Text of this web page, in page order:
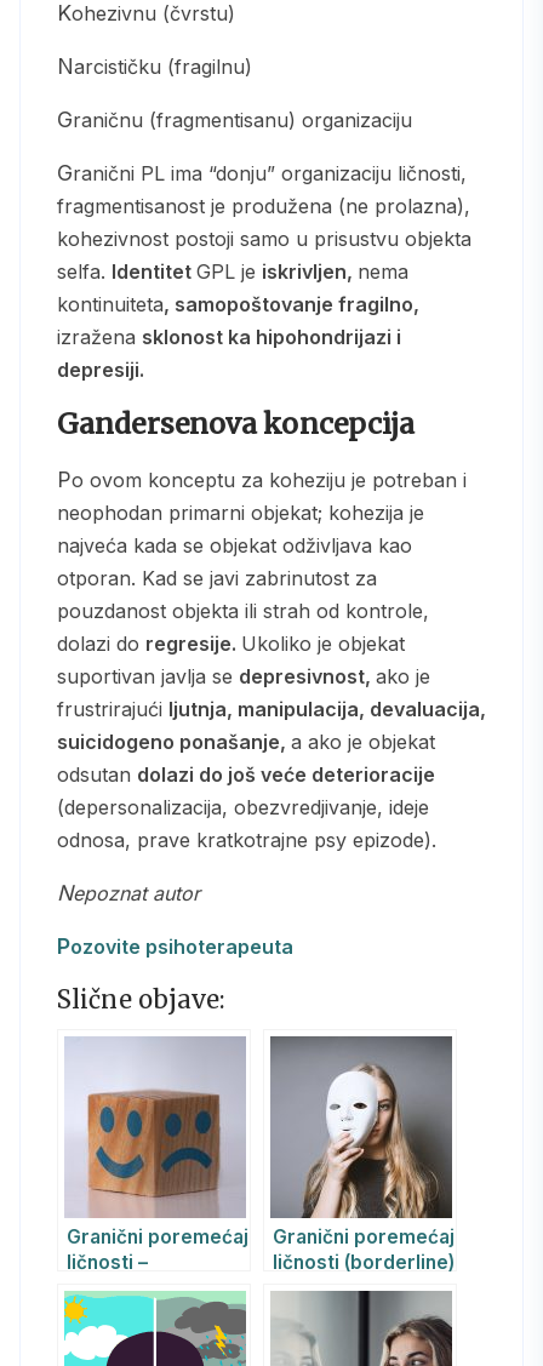
Kohezivnu (čvrstu)
Narcističku (fragilnu)
Graničnu (fragmentisanu) organizaciju
Granični PL ima “donju” organizaciju ličnosti,
fragmentisanost je produžena (ne prolazna),
kohezivnost postoji samo u prisustvu objekta
selfa. Identitet GPL je iskrivljen, nema
kontinuiteta, samopoštovanje fragilno,
izražena sklonost ka hipohondrijazi i
depresiji.
Gandersenova koncepcija
Po ovom konceptu za koheziju je potreban i
neophodan primarni objekat; kohezija je
najveća kada se objekat odživljava kao
otporan. Kad se javi zabrinutost za
pouzdanost objekta ili strah od kontrole,
dolazi do regresije. Ukoliko je objekat
suportivan javlja se depresivnost, ako je
frustrirajući ljutnja, manipulacija, devaluacija,
suicidogeno ponašanje, a ako je objekat
odsutan dolazi do još veće deterioracije
(depersonalizacija, obezvredjivanje, ideje
odnosa, prave kratkotrajne psy epizode).
Nepoznat autor
Pozovite psihoterapeuta
Slične objave:
Granični poremećaj
ličnosti –
borderline
Granični poremećaj
ličnosti (borderline)